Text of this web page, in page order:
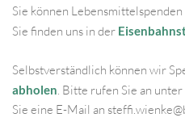
Sie können Lebensmittelspenden
Sie finden uns in der
abholen. Bitte rufen Sie an
Sie eine E-Mail an